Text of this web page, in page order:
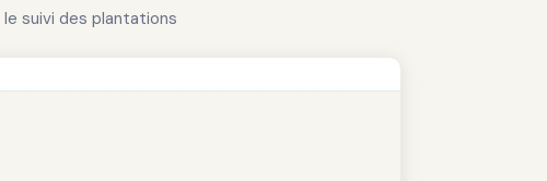
suivi des plantations